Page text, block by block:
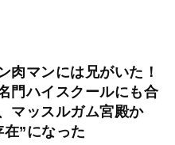
肉マンには兄がいた！
門ハイスクールにも合
マッスルガム宮殿か
”になった